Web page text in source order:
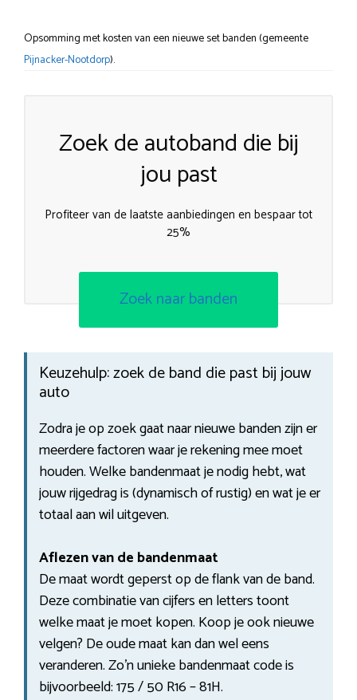
Opsomming met kosten van een nieuwe set banden (gemeente
Pijnacker-Nootdorp).
Zoek de autoband die bij
jou past
Profiteer van de laatste aanbiedingen en bespaar tot
25%
Zoek naar banden
Keuzehulp: zoek de band die past bij jouw
auto
Zodra je op zoek gaat naar nieuwe banden zijn er
meerdere factoren waar je rekening mee moet
houden. Welke bandenmaat je nodig hebt, wat
jouw rijgedrag is (dynamisch of rustig) en wat je er
totaal aan wil uitgeven.
Aflezen van de bandenmaat
De maat wordt geperst op de flank van de band.
Deze combinatie van cijfers en letters toont
welke maat je moet kopen. Koop je ook nieuwe
velgen? De oude maat kan dan wel eens
veranderen. Zo’n unieke bandenmaat code is
bijvoorbeeld: 175 / 50 R16 – 81H.